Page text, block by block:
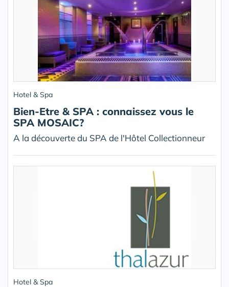
Hotel & Spa
Bien-Etre & SPA : connaissez vous le
SPA MOSAIC?
A la découverte du SPA de l'Hôtel Collectionneur
Hotel & Spa